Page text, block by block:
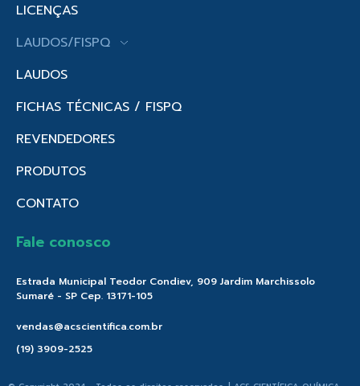
LICENÇAS
LAUDOS/FISPQ
LAUDOS
FICHAS TÉCNICAS / FISPQ
REVENDEDORES
PRODUTOS
CONTATO
Fale conosco
Estrada Municipal Teodor Condiev, 909 Jardim Marchissolo
Sumaré - SP Cep. 13171-105
vendas@acscientifica.com.br
(19) 3909-2525